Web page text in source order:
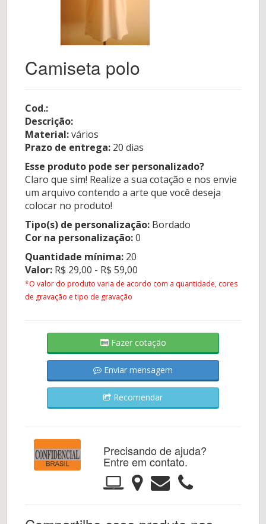
Camiseta polo
Cod.:
Descrição:
Material:vários
Prazo de entrega: 20 dias
Esse produto pode ser personalizado?
Claro que sim! Realize a sua cotação e nos envie
um arquivo contendo a arte que você deseja
colocar no produto!
Tipo(s) de personalização: Bordado
Cor na personalização:0
Quantidade mínima: 20
Valor: R$ 29,00 - R$ 59,00
*O valor do produto varia de acordo com a quantidade, cores
de gravação e tipo de gravação
Fazer cotação
Enviar mensagem
Recomendar
Precisando de ajuda?
Entre em contato.